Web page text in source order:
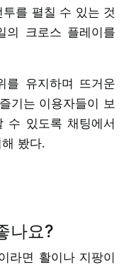
를 펼칠 수 있는 것
의 크로스 플레이를
를 유지하며 뜨거운
기는 이용자들이 보
수 있도록 채팅에서
봤다.
나요?
라면 활이나 지팡이